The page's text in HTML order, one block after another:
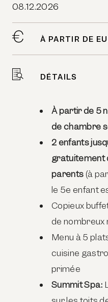
08.12.2026
À PARTIR DE
DÉTAILS
À partir de 5
de chambre
2 enfants
gratuitement
parents(à
le 5e enfant
Copieux
de
Menu à 5
cuisine
primée
Summit Spa: